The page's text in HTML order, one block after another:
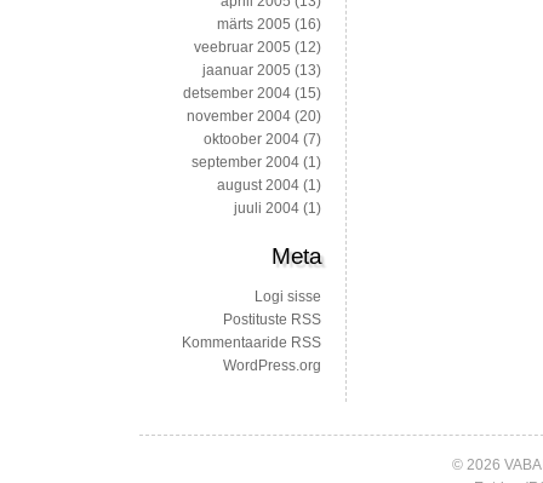
märts 2005 (16)
veebruar 2005 (12)
jaanuar 2005 (13)
detsember 2004 (15)
november 2004 (20)
oktoober 2004 (7)
september 2004 (1)
august 2004 (1)
juuli 2004 (1)
Meta
Logi sisse
Postituste RSS
Kommentaaride RSS
WordPress.org
© 2026